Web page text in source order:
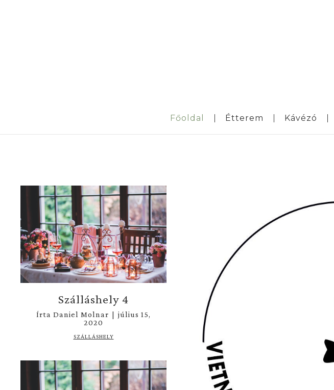
Főoldal Étterem Kávézó
Szálláshely 4
Írta Daniel Molnar | július 15,
2020
SZÁLLÁSHELY